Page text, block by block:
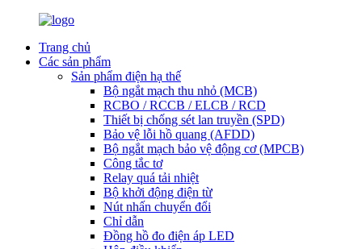
Trang chủ
Các sản phẩm
Sản phẩm điện hạ thế
Bộ ngắt mạch thu nhỏ (MCB)
RCBO / RCCB / ELCB / RCD
Thiết bị chống sét lan truyền (SPD)
Bảo vệ lỗi hồ quang (AFDD)
Bộ ngắt mạch bảo vệ động cơ (MPCB)
Công tắc tơ
Relay quá tải nhiệt
Bộ khởi động điện từ
Nút nhấn chuyển đổi
Chỉ dẫn
Đồng hồ đo điện áp LED